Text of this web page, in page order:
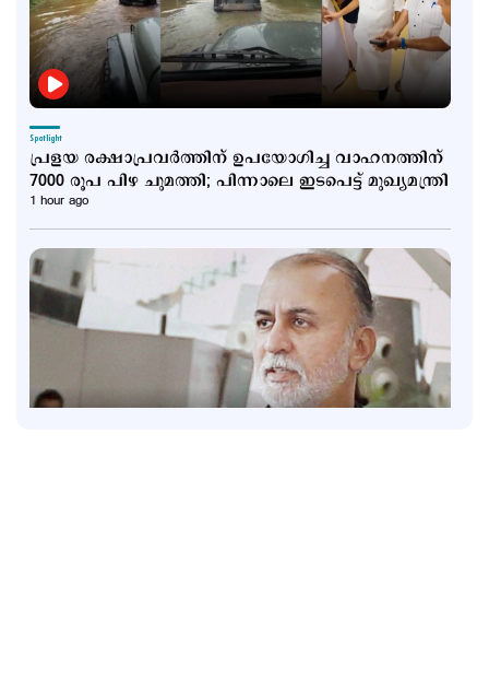
Spotlight
പ്രളയ രക്ഷാപ്രവർത്തിന് ഉപയോഗിച്ച വാഹനത്തിന്
7000 രൂപ പിഴ ചുമത്തി; പിന്നാലെ ഇടപെട്ട് മുഖ്യമന്ത്രി
1 hour ago